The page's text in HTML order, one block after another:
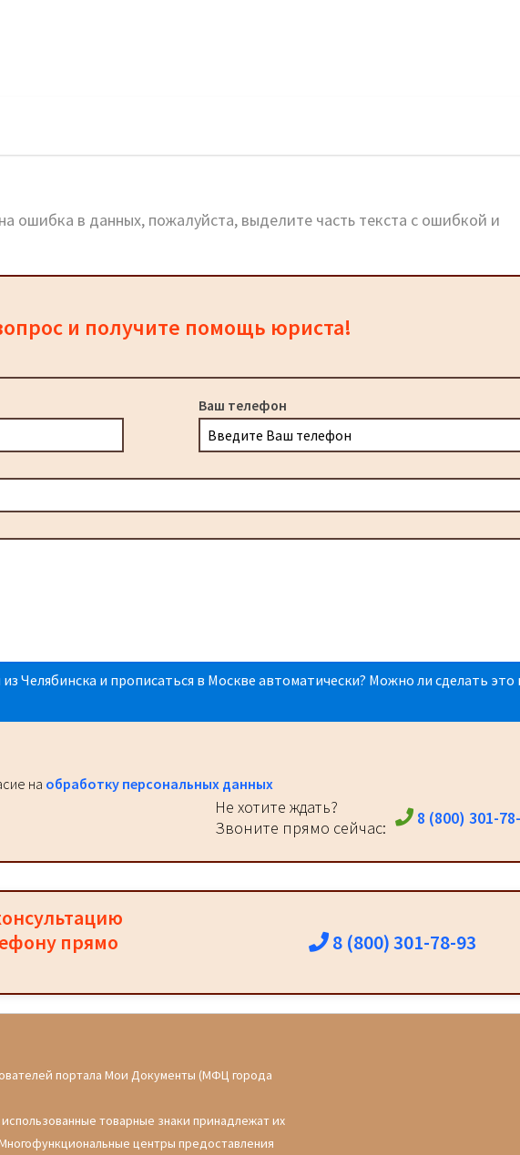
ошибка в данных, пожалуйста, выделите часть текста с ошибкой и
и получите помощь юриста!
Ваш телефон
Челябинска и прописаться в Москве автоматически? Можно ли сделать это
на обработку персональных данных
Не хотите ждать?
Звоните прямо сейчас:
8 (800) 301-
прямо
8 (800) 301-78-93
портала Мои Документы (МФЦ города
товарные знаки принадлежат их
центры предоставления